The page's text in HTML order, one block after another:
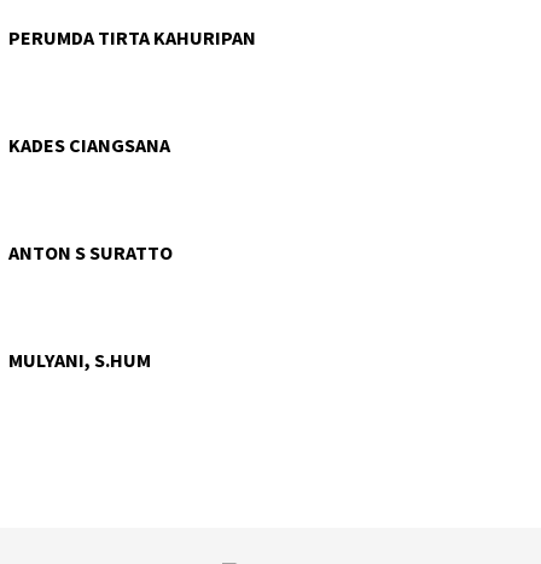
PERUMDA TIRTA KAHURIPAN
KADES CIANGSANA
ANTON S SURATTO
MULYANI, S.HUM